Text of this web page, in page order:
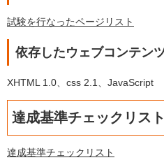
試験を行なったページリスト
依存したウェブコンテン
XHTML 1.0、css 2.1、JavaScript
達成基準チェックリスト
達成基準チェックリスト